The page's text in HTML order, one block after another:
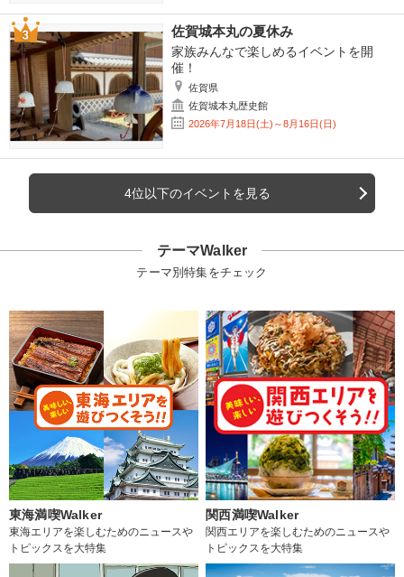
佐賀城本丸の夏休み
家族みんなで楽しめるイベントを開
催！
佐賀県
佐賀城本丸歴史館
2026年7月18日(土)～8月16日(日)
4位以下のイベントを見る
テーマWalker
テーマ別特集をチェック
東海満喫Walker
東海エリアを楽しむためのニュースや
トピックスを大特集
関西満喫Walker
関西エリアを楽しむためのニュースや
トピックスを大特集